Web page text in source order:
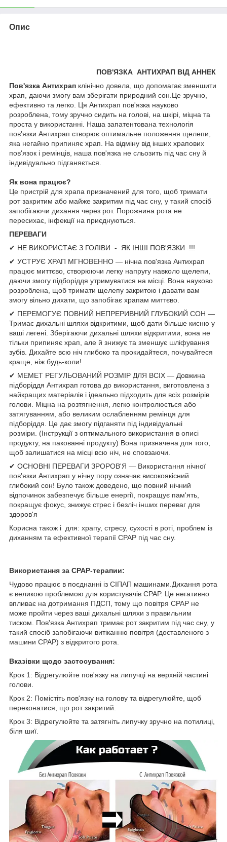
Опис
ПОВ'ЯЗКА АНТИХРАП ВІД АННЕК
Пов'язка Антихрап клінічно довела, що допомагає зменшити
храп, даючи змогу вам зберігати природний сон.Це зручно,
ефективно та легко. Ця Антихрап пов'язка науково
розроблена, тому зручно сидить на голові, на шкірі, міцна та
проста у використанні. Наша запатентована технологія
пов'язки Антихрап створює оптимальне положення щелепи,
яка негайно припиняє храп. На відміну від інших храпових
пов'язок і ремінців, наша пов'язка не сльозить під час сну й
індивідуально підганяється.
Як вона працює?
Це пристрій для храпа призначений для того, щоб тримати
рот закритим або майже закритим під час сну, у такий спосіб
запобігаючи дихання через рот. Порожнина рота не
пересихає, інфекції на приєднуються.
ПЕРЕВАГИ
✔ НЕ ВИКОРИСТАЄ З ГОЛІВИ - ЯК ІНШІ ПОВ'ЯЗКИ !!!
✔ УСТРУЄ ХРАП МГНОВЕННО — нічна пов'язка Антихрап
працює миттєво, створюючи легку напругу навколо щелепи,
даючи змогу підборіддя утримуватися на місці. Вона науково
розроблена, щоб тримати щелепу закритою і давати вам
змогу вільно дихати, що запобігає храпам миттєво.
✔ ПЕРЕМОГУЄ ПОВНИЙ НЕПРЕРИВНИЙ ГЛУБОКИЙ СОН —
Тримає дихальні шляхи відкритими, щоб дати більше кисню у
ваші легені. Зберігаючи дихальні шляхи відкритими, вона не
тільки припиняє храп, але й знижує та зменшує шліфування
зубів. Дихайте всю ніч глибоко та прокидайтеся, почувайтеся
краще, ніж будь-коли!
✔ МЕМЕТ РЕГУЛЬОВАНИЙ РОЗМІР ДЛЯ ВСІХ — Довжина
підборіддя Антихрап готова до використання, виготовлена з
найкращих матеріалів і ідеально підходить для всіх розмірів
голови. Міцна на розтягнення, легко контролюється або
затягуванням, або великим ослабленням ремінця для
підборіддя. Це дає змогу підганяти під індивідуальні
розміри. (Інструкції з оптимального використання в описі
продукту, на пакованні продукту) Вона призначена для того,
щоб залишатися на місці всю ніч, не сповзаючи.
✔ ОСНОВНІ ПЕРЕВАГИ ЗРОРОВ'Я — Використання нічної
пов'язки Антихрап у нічну пору означає високоякісний
глибокий сон! Було також доведено, що повний нічний
відпочинок забезпечує більше енергії, покращує пам'ять,
покращує фокус, знижує стрес і безліч інших переваг для
здоров'я
Корисна також і для: храпу, стресу, сухості в роті, проблем із
диханням та ефективної терапії СРАР під час сну.
Використання за CPAP-терапии:
Чудово працює в поєднанні із СІПАП машинами.Дихання рота
є великою проблемою для користувачів CPAP. Це негативно
впливає на дотримання ПДСП, тому що повітря СРАР не
може пройти через ваші дихальні шляхи з правильним
тиском. Пов'язка Антихрап тримає рот закритим під час сну, у
такий спосіб запобігаючи витіканню повітря (доставленого з
машини CPAP) з відкритого рота.
Вказівки щодо застосування:
Крок 1: Відрегулюйте пов'язку на липучці на верхній частині
голови.
Крок 2: Помістіть пов'язку на голову та відрегулюйте, щоб
переконатися, що рот закритий.
Крок 3: Відрегулюйте та затягніть липучку зручно на потилиці,
біля шиї.